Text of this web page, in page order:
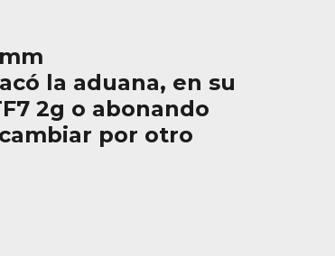
la aduana, en su
2g o abonando
por otro